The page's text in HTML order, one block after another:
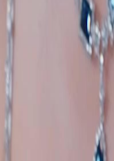
support@netshort.com
business@netshort.com
Baixar o App